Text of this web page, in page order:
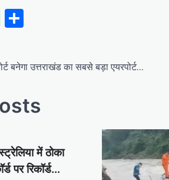
WhatsApp
बनेगा उत्तराखंड का सबसे बड़ा एयरपोर्ट…
में ठोका
पर रिकॉर्ड…